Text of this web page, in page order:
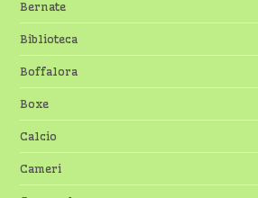
Bernate
Biblioteca
Boffalora
Boxe
Calcio
Cameri